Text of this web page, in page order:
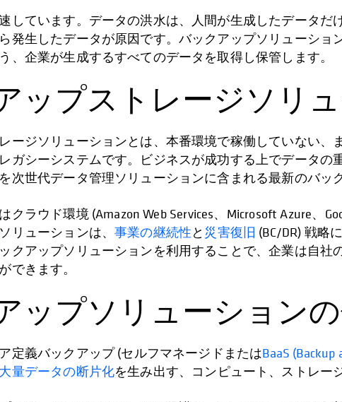
しています。データの洪水は、人間が生成したデータ
発生したデータが原因です。バックアップソリューシ
、企業が生成するすべてのデータを取得し保管します。
ップストレージソリ
ージソリューションとは、本番環境で稼働していない
ガシーシステムです。ビジネスが成功する上でデータ
次世代データ管理ソリューションに含まれる最新のバッ
クラウド環境 (Amazon Web Services、Microsoft Azure、
ソリューションは、事業の継続性と 災害復旧 (BC/DR) 戦略
クアップソリューションを利用することで、企業は自社
できます。
ップソリューション
定義バックアップ (セルフマネージドまたはBaaS (Backup
大量データの断片化を生み出す、コンピュート、ストレー